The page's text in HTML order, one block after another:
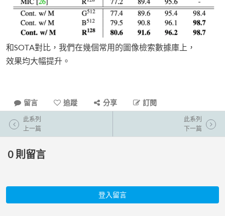
和SOTA對比，我們在幾個常用的圖像檢索數據庫上，
效果均大幅提升。
留言 追蹤 分享 訂閱
此系列
上一篇
此系列
下一篇
0 則留言
登入留言